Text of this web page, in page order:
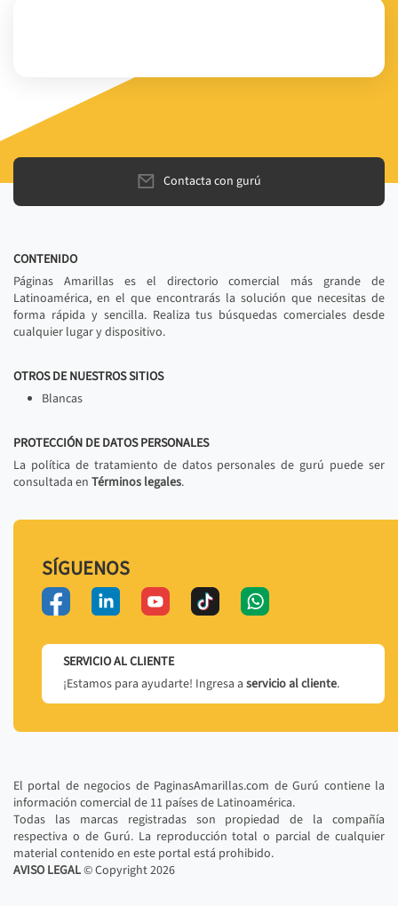
Contacta con gurú
CONTENIDO
Páginas Amarillas es el directorio comercial más grande de
Latinoamérica, en el que encontrarás la solución que necesitas de
forma rápida y sencilla. Realiza tus búsquedas comerciales desde
cualquier lugar y dispositivo.
OTROS DE NUESTROS SITIOS
Blancas
PROTECCIÓN DE DATOS PERSONALES
La política de tratamiento de datos personales de gurú puede ser
consultada en Términos legales.
SÍGUENOS
SERVICIO AL CLIENTE
¡Estamos para ayudarte! Ingresa a servicio al cliente.
El portal de negocios de PaginasAmarillas.com de Gurú contiene la
información comercial de 11 países de Latinoamérica.
Todas las marcas registradas son propiedad de la compañía
respectiva o de Gurú. La reproducción total o parcial de cualquier
material contenido en este portal está prohibido.
AVISO LEGAL© Copyright2026